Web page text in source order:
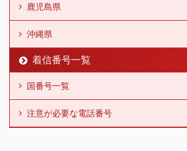
鹿児島県
沖縄県
着信番号一覧
国番号一覧
注意が必要な電話番号